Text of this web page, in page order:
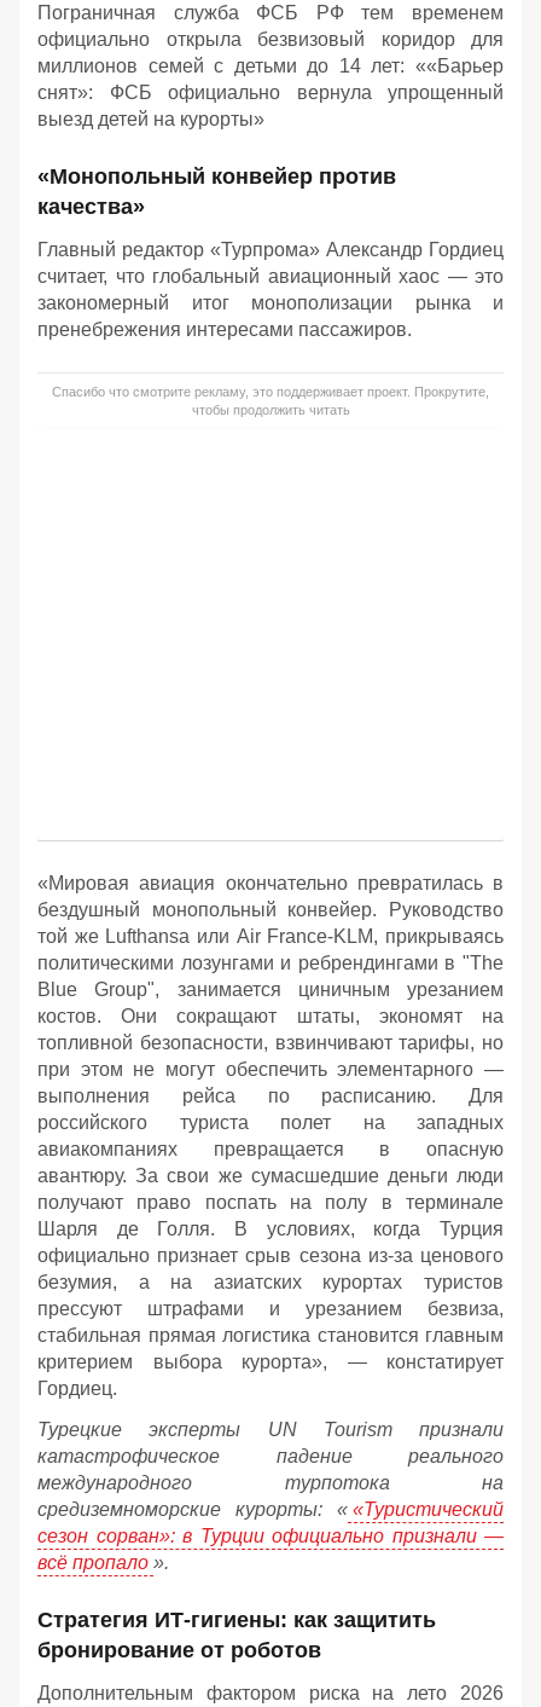
Пограничная служба ФСБ РФ тем временем
официально открыла безвизовый коридор для
миллионов семей с детьми до 14 лет: ««Барьер
снят»: ФСБ официально вернула упрощенный
выезд детей на курорты»
«Монопольный конвейер против
качества»
Главный редактор «Турпрома» Александр Гордиец
считает, что глобальный авиационный хаос — это
закономерный итог монополизации рынка и
пренебрежения интересами пассажиров.
Спасибо что смотрите рекламу, это поддерживает проект. Прокрутите,
чтобы продолжить читать
«Мировая авиация окончательно превратилась в
бездушный монопольный конвейер. Руководство
той же Lufthansa или Air France-KLM, прикрываясь
политическими лозунгами и ребрендингами в "The
Blue Group", занимается циничным урезанием
костов. Они сокращают штаты, экономят на
топливной безопасности, взвинчивают тарифы, но
при этом не могут обеспечить элементарного —
выполнения рейса по расписанию. Для
российского туриста полет на западных
авиакомпаниях превращается в опасную
авантюру. За свои же сумасшедшие деньги люди
получают право поспать на полу в терминале
Шарля де Голля. В условиях, когда Турция
официально признает срыв сезона из-за ценового
безумия, а на азиатских курортах туристов
прессуют штрафами и урезанием безвиза,
стабильная прямая логистика становится главным
критерием выбора курорта», — констатирует
Гордиец.
Турецкие эксперты UN Tourism признали
катастрофическое падение реального
международного турпотока на
средиземноморские курорты: « «Туристический
сезон сорван»: в Турции официально признали —
всё пропало ».
Стратегия ИТ-гигиены: как защитить
бронирование от роботов
Дополнительным фактором риска на лето 2026